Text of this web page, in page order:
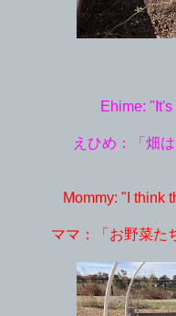
Ehime:
えひめ：「畑
Mommy: "I think
ママ：「お野菜た